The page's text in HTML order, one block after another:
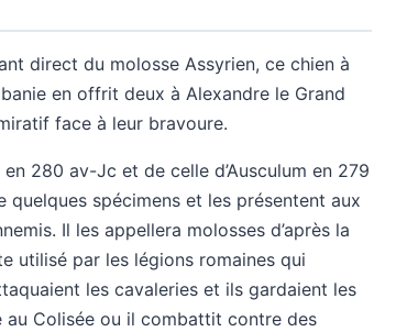
direct du molosse Assyrien, ce chien à
en offrit deux à Alexandre le Grand
face à leur bravoure.
280 av-Jc et de celle d’Ausculum en 279
quelques spécimens et les présentent aux
Il les appellera molosses d’après la
utilisé par les légions romaines qui
les cavaleries et ils gardaient les
au Colisée ou il combattit contre des